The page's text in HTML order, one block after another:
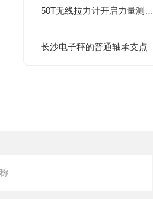
50T无线拉力计开启力量测量新篇章
长沙电子秤的普通轴承支点